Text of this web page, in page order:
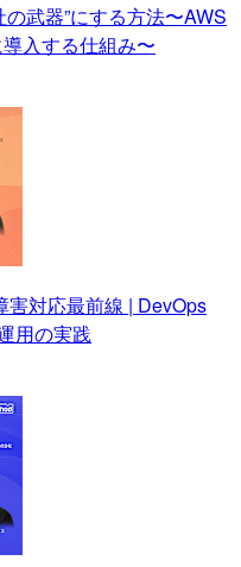
の武器”にする方法〜AWS
入する仕組み〜
害対応最前線 | DevOps
用の実践